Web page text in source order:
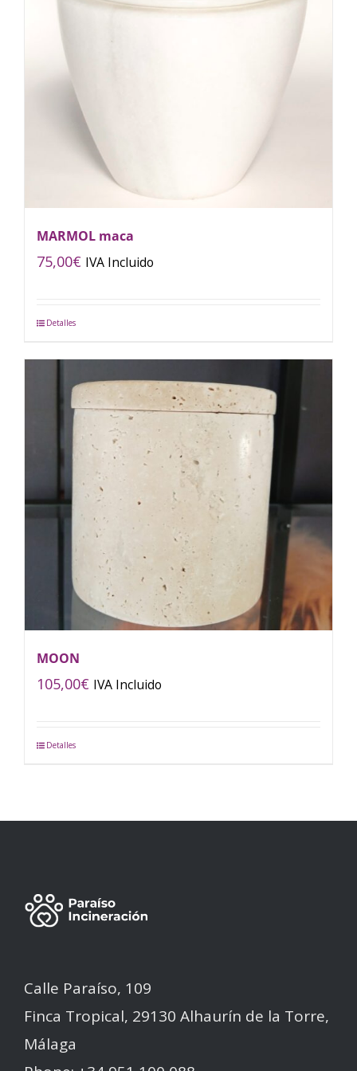
MARMOL maca
75,00€ IVA Incluido
Detalles
MOON
105,00€ IVA Incluido
Detalles
Calle Paraíso, 109
Finca Tropical, 29130 Alhaurín de la Torre,
Málaga